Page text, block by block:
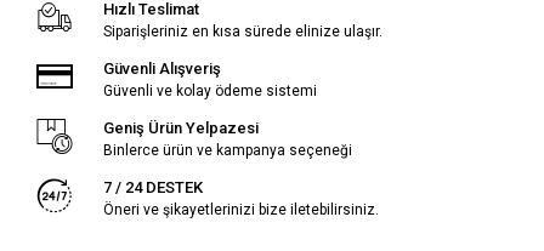
Hızlı Teslimat
Siparişleriniz en kısa sürede elinize ulaşır.
Güvenli Alışveriş
Güvenli ve kolay ödeme sistemi
Geniş Ürün Yelpazesi
Binlerce ürün ve kampanya seçeneği
7 / 24 DESTEK
Öneri ve şikayetlerinizi bize iletebilirsiniz.